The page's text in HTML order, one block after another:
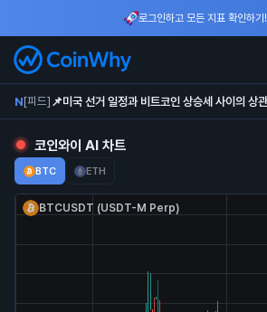
로그인하고 모든 지표 확인하기!
N[피드]
N
코인와이 AI 차트
BTC ETH
BTCUSDT (USDT-M Perp)